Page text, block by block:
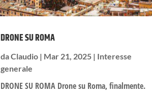
DRONE SU ROMA
daClaudio | Mar 21, 2025 | Interesse
generale
DRONE SU ROMA Drone su Roma, finalmente.